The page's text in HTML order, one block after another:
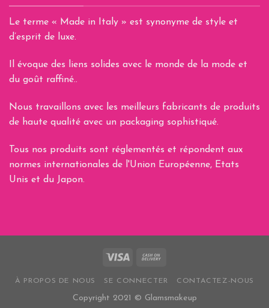
Le terme « Made in Italy » est synonyme de style et
d’esprit de luxe.
Il évoque des liens solides avec le monde de la mode et
du goût raffiné..
Nous travaillons avec les meilleurs fabricants de produits
de haute qualité avec un packaging sophistiqué.
Tous nos produits sont réglementés et répondent aux
normes internationales de l'Union Européenne, Etats
Unis et du Japon.
À PROPOS DE NOUS SE CONNECTER CONTACTEZ-NOUS
Copyright 2021 © Glamsmakeup